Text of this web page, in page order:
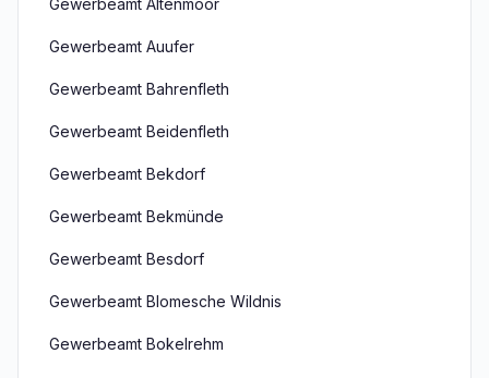
Gewerbeamt Altenmoor
Gewerbeamt Auufer
Gewerbeamt Bahrenfleth
Gewerbeamt Beidenfleth
Gewerbeamt Bekdorf
Gewerbeamt Bekmünde
Gewerbeamt Besdorf
Gewerbeamt Blomesche Wildnis
Gewerbeamt Bokelrehm